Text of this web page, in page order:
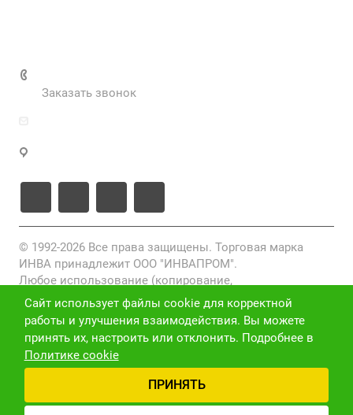
Заказать звонок
© 1992-2026 Все права защищены. Торговая марка
ИНВА принадлежит ООО "ИНВАПРОМ".
Любое использование (копирование,
воспроизведение, переработка, распространение)
фото-, видео- и текстовых материалов, размещенных
на данном сайте, без письменного разрешения
правообладателя запрещено и преследуется по закону
(ст. 1301 ГК РФ).
Политика конфиденциальности
Сайт использует файлы cookie для корректной
работы и улучшения взаимодействия. Вы можете
принять их, настроить или отклонить. Подробнее в
Политике cookie
ПРИНЯТЬ